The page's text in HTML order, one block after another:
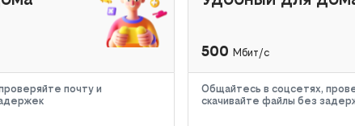
почту и
500 Мбит/с
Общайтесь в соцсетях,
скачивайте файлы без